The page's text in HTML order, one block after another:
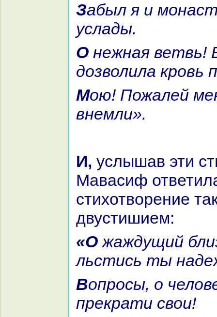
Забыл я и монaстырь и жизни
услады.
О нежнaя ветвь! В любви
дозволила кровь
Мою! Пожалей меня и жалобам
внемли».
И, услышав эти стихи, Зейн-аль-
Мавасиф
стихотворение
двустишием:
«О жаждущий близости, не
льстись ты
Вопросы, о человек, кo мне
прекpaти свои!